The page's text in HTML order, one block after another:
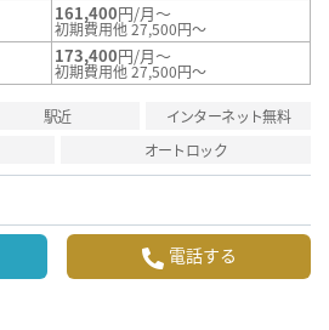
161,400円/月～
初期費用他 27,500円～
173,400円/月～
初期費用他 27,500円～
駅近
インターネット無料
オートロック
電話する